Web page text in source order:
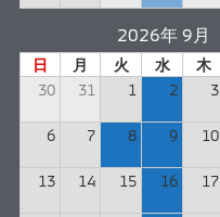
2026年 9月
日 月 火 水 木
30
31 1 2 3
6 7 8 9 10
13 14 15 16 17